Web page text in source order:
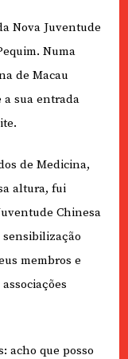
Nova Juventude
Numa
de Macau
a sua entrada
de Medicina,
altura, fui
Chinesa
sensibilização
membros e
acho que posso